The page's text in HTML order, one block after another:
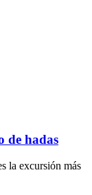
de hadas
la excursión más